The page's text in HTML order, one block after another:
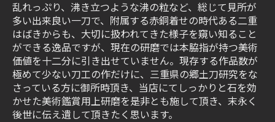
乱れっぷり、沸き立つような沸の粒など、総じて見所が
多い出来良い一刀で、附属する赤銅着せの時代ある二重
はばきからも、大切に扱われてきた様子を窺い知ること
ができる逸品ですが、現在の研磨では本脇指が持つ美術
価値を十二分に引き出せていません。現存する作品数が
極めて少ない刀工の作だけに、三重県の郷土刀研究をな
さっている方に御所時頂き、当店にてしっかりと石を効
かせた美術鑑賞用上研磨を是非とも施して頂き、末永く
後世に伝え遺して頂きたく思います。